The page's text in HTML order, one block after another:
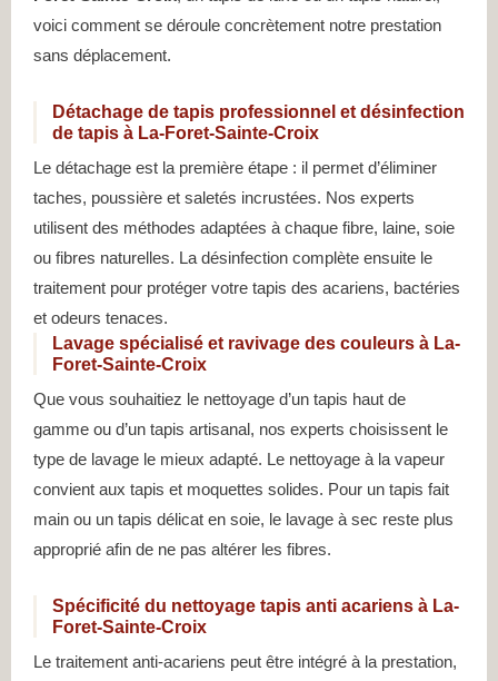
voici comment se déroule concrètement notre prestation
sans déplacement.
Détachage de tapis professionnel et désinfection
de tapis à La-Foret-Sainte-Croix
Le détachage est la première étape : il permet d’éliminer
taches, poussière et saletés incrustées. Nos experts
utilisent des méthodes adaptées à chaque fibre, laine, soie
ou fibres naturelles. La désinfection complète ensuite le
traitement pour protéger votre tapis des acariens, bactéries
et odeurs tenaces.
Lavage spécialisé et ravivage des couleurs à La-
Foret-Sainte-Croix
Que vous souhaitiez le nettoyage d’un tapis haut de
gamme ou d’un tapis artisanal, nos experts choisissent le
type de lavage le mieux adapté. Le nettoyage à la vapeur
convient aux tapis et moquettes solides. Pour un tapis fait
main ou un tapis délicat en soie, le lavage à sec reste plus
approprié afin de ne pas altérer les fibres.
Spécificité du nettoyage tapis anti acariens à La-
Foret-Sainte-Croix
Le traitement anti-acariens peut être intégré à la prestation,